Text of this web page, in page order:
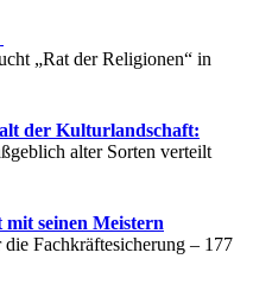
„Rat der Religionen“ in
der Kulturlandschaft:
alter Sorten verteilt
seinen Meistern
die Fachkräftesicherung – 177